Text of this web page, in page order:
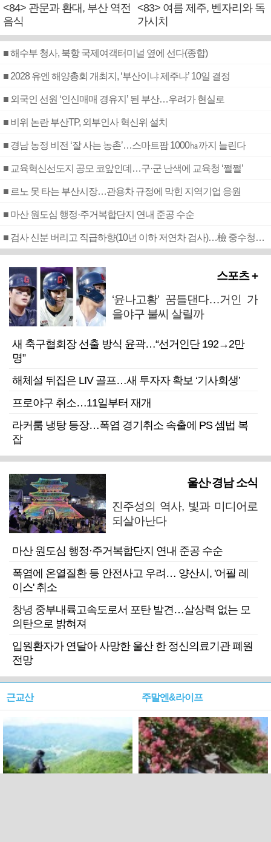
<84> 관문과 환대, 부산 역전
음식
<83> 여름 제주, 벤자리와 독
가시치
■ 해수부 청사, 북항 국제여객터미널 옆에 선다(종합)
■ 2028 유엔 해양총회 개최지, ‘부산이냐 제주냐’ 10일 결정
■ 외국인 선원 ‘인신매매 경유지’ 된 부산…우려가 현실로
■ 비위 논란 부산TP, 외부인사 혁신위 설치
■ 경남 농정 비전 ‘잘 사는 농촌’…스마트팜 1000㏊까지 늘린다
■ 교육혁신선도지 공모 코앞인데…구·군 난색에 교육청 ‘쩔쩔’
■ 르노 못 타는 부산시장…관용차 규정에 막힌 지역기업 응원
■ 마산 원도심 행정·주거복합단지 연내 준공 수순
■ 검사 신분 버리고 직급하향(10년 이하 저연차 검사)…檢 중수청행 기피
스포츠 +
‘윤나고황’ 꿈틀댄다…거인 가
을야구 불씨 살릴까
새 축구협회장 선출 방식 윤곽…“선거인단 192→2만
명”
해체설 뒤집은 LIV 골프…새 투자자 확보 ‘기사회생’
프로야구 취소…11일부터 재개
라커룸 냉탕 등장…폭염 경기취소 속출에 PS 셈법 복
잡
울산·경남 소식
진주성의 역사, 빛과 미디어로
되살아난다
마산 원도심 행정·주거복합단지 연내 준공 수순
폭염에 온열질환 등 안전사고 우려… 양산시, '어필 레
이스' 취소
창녕 중부내륙고속도로서 포탄 발견…살상력 없는 모
의탄으로 밝혀져
입원환자가 연달아 사망한 울산 한 정신의료기관 폐원
전망
근교산 주말엔&라이프